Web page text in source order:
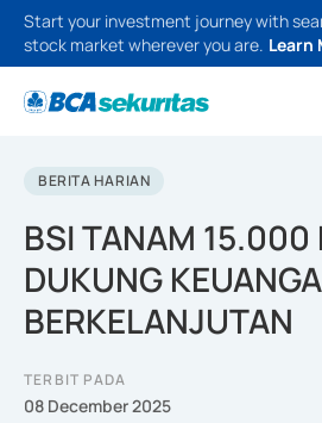
Start your investment journey with
stock market wherever you are. Learn
BERITA HARIAN
BSI TANAM 15.000
DUKUNG
BERKELANJUTAN
TERBIT PADA
08 December 2025